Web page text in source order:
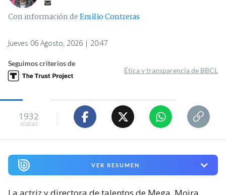
Con información deEmilio Contreras
Jueves 06 Agosto, 2026 | 20:47
Seguimos criterios de
Ética y transparencia de BBCL
1932
visitas
VER RESUMEN